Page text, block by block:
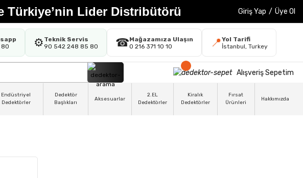
Türkiye’nin Lider Distribütörü Giriş Yap / Üye Ol
⚙️ Teknik Servis
90 542 248 85 80
☎Mağazamıza Ulaşın
0 216 371 10 10
📍Yol Tarifi
İstanbul, Turkey
Alışveriş Sepetim
Endüstriyel
Dedektörler
Dedektör
Başlıkları
Aksesuarlar
2.EL
Dedektörler
Kiralık
Dedektörler
Fırsat
Ürünleri
Hakkımızda